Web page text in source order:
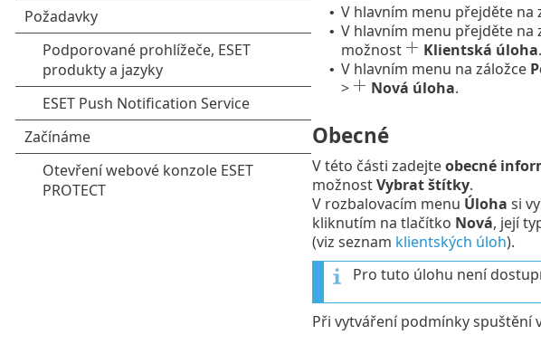
• V hlavním menu přejděte na
• V hlavním menu přejděte na
možnost
Klientská úloha.
• V hlavním menu na záložce
>
Nová úloha.
Obecné
V této části zadejteobecné
možnostVybrat štítky.
V rozbalovacím menu Úloha si
kliknutím na tlačítko Nová, její
(viz seznam klientských úloh).
Pro tuto úlohu není
Při vytváření podmínky spuštění